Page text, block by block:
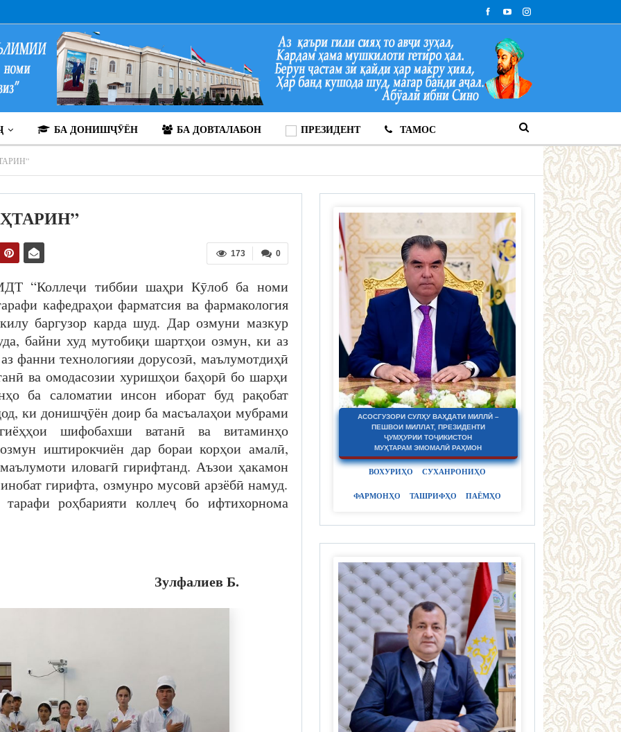
БА ДОНИШҶӮЁН БА ДОВТАЛАБОН ПРЕЗИДЕНТ ТАМОС
0
173
“Коллеҷи тиббии шаҳри Кӯлоб ба номи
кафедраҳои фарматсия ва фармакология
баргузор карда шуд. Дар озмуни мазкур
байни худ мутобиқи шартҳои озмун, ки аз
фанни технологияи дорусозӣ, маълумотдиҳӣ
ва омодасозии хуришҳои баҳорӣ бо шарҳи
ба саломатии инсон иборат буд рақобат
ки донишҷӯён доир ба масъалаҳои мубрами
шифобахши ватанӣ ва витаминҳо
иштирокчиён дар бораи корҳои амалӣ,
иловагӣ гирифтанд. Аъзои ҳакамон
гирифта, озмунро мусовӣ арзёбӣ намуд.
роҳбарияти коллеҷ бо ифтихорнома
Р.А.” Зулфалиев Б.
АСОСГУЗОРИ СУЛҲУ ВАҲДАТИ МИЛЛӢ –
ПЕШВОИ МИЛЛАТ, ПРЕЗИДЕНТИ
ҶУМҲУРИИ ТОҶИКИСТОН
МУҲТАРАМ ЭМОМАЛӢ РАҲМОН
ВОХУРИҲО СУХАНРОНИҲО
ФАРМОНҲО ТАШРИФҲО ПАЁМҲО